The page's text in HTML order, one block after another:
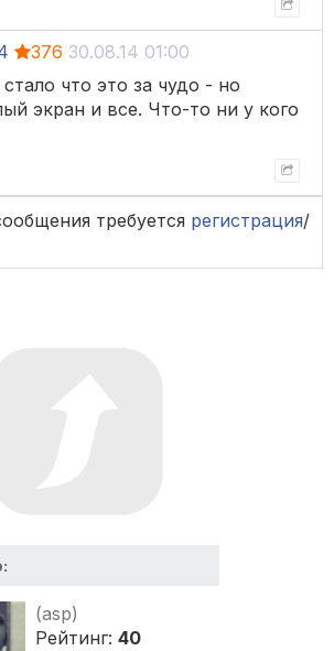
376 30.08.14 01:00
что это за чудо - но
экран и все. Что-то ни у кого
требуется регистрация/
(asp)
Рейтинг: 40